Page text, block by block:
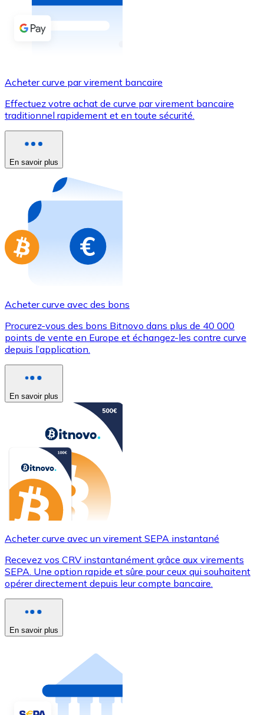
Acheter avec espèces
Virement SEPA
Utilisez les cartes Visa et Mastercard pour acheter
Acheter avec carte
Nouveau
Achetez des cartes-cadeaux de vos marques
Aller à la boutique de cartes-cadeaux
Acheter curve par virement bancaire
Effectuez votre achat de curve par virement bancaire
traditionnel rapidement et en toute sécurité.
En savoir plus
Acheter curve avec des bons
Procurez-vous des bons Bitnovo dans plus de 40 000
points de vente en Europe et échangez-les contre curve
depuis l’application.
En savoir plus
Acheter curve avec un virement SEPA instantané
Recevez vos CRV instantanément grâce aux virements
SEPA. Une option rapide et sûre pour ceux qui souhaitent
opérer directement depuis leur compte bancaire.
En savoir plus